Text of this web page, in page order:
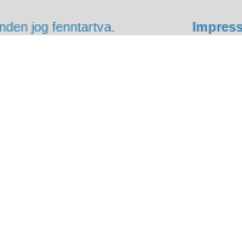
jog fenntartva.